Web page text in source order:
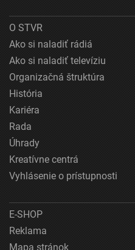
O STVR
Ako si naladiť rádiá
Ako si naladiť televíziu
Organizačná štruktúra
História
Kariéra
Rada
Úhrady
Kreatívne centrá
Vyhlásenie o prístupnosti
E-SHOP
Reklama
Mapa stránok